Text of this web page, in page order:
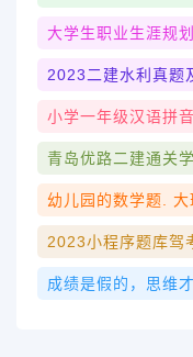
大学生职业生涯规
2023二建水利真题
小学一年级汉语拼
青岛优路二建通关
幼儿园的数学题. 大
2023小程序题库驾
成绩是假的，思维